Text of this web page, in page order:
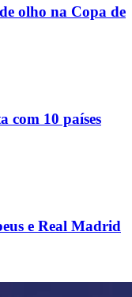
olho na Copa de
com 10 países
e Real Madrid